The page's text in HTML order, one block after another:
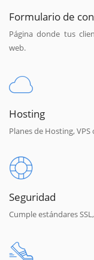
Formulario de
Página donde tus
web.
Hosting
Planes de Hosting,
Seguridad
Cumple estándares